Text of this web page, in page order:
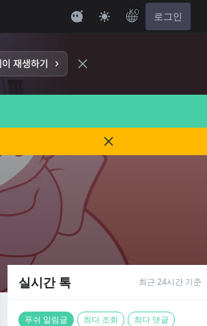
KO 로그인
실시간 톡 최근 24시간 기준
푸쉬 알림글 최다 조회 최다 댓글